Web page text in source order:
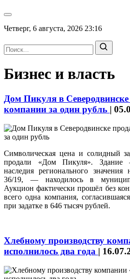
Четверг, 6 августа, 2026 23:16
Бизнес и власть
Дом Пикуля в
компании за один рубль |
Символическая цена и солидный
продали «Дом Пикуля». Здание
наследия регионального
36/19, — находилось в
Аукцион фактически прошёл без
всего одна компания,
при задатке в 646 тысяч рублей.
Хлебному производству
исполнилось два года |